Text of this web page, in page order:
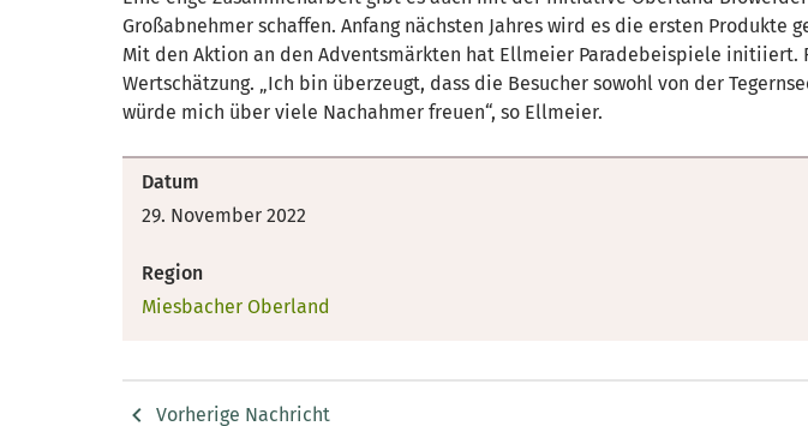
Großabnehmer schaffen. Anfang nächsten Jahres wird es die ersten Produkte
Mit den Aktion an den Adventsmärkten hat Ellmeier Paradebeispiele
Wertschätzung. „Ich bin überzeugt, dass die Besucher sowohl von der
würde mich über viele Nachahmer freuen“, so Ellmeier.
Datum
29. November 2022
Region
Miesbacher Oberland
Vorherige Nachricht